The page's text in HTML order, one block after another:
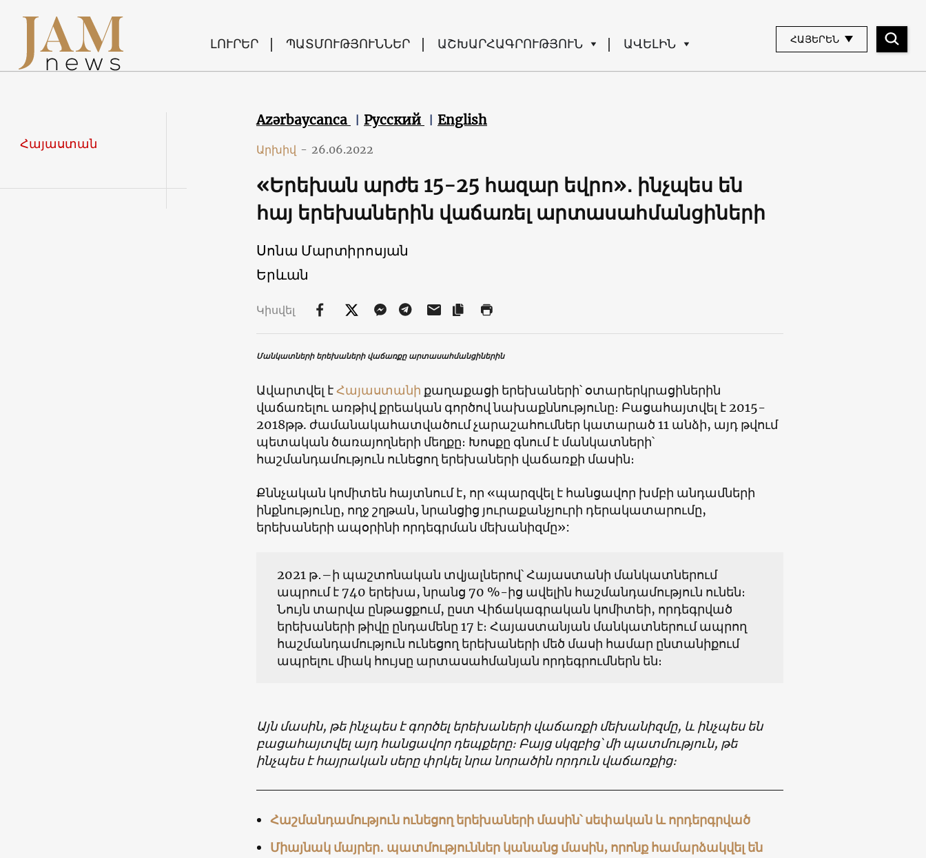
ԼՈՒՐԵՐ ՊԱՏՄՈՒԹՅՈՒՆՆԵՐ ԱՇԽԱՐՀԱԳՐՈՒԹՅՈՒՆ ԱՎԵԼԻՆ ՀԱՅԵՐԵՆ
Հայաստան
Azərbaycanca Русский English
Արխիվ - 26.06.2022
«Երեխան արժե 15-25 հազար եվրո»․ ինչպես են
հայ երեխաներին վաճառել արտասահմանցիների
Սոնա Մարտիրոսյան
Երևան
Կիսվել
Մանկատների երեխաների վաճառքը արտասահմանցիներին
Ավարտվել էՀայաստանի քաղաքացի երեխաների՝ օտարերկրացիներին
վաճառելու առթիվ քրեական գործով նախաքննությունը։ Բացահայտվել է 2015-
2018թթ. ժամանակահատվածում չարաշահումներ կատարած 11 անձի, այդ թվում
պետական ծառայողների մեղքը։ Խոսքը գնում է մանկատների՝
հաշմանդամություն ունեցող երեխաների վաճառքի մասին։
Քննչական կոմիտեն հայտնում է, որ «պարզվել է հանցավոր խմբի անդամների
ինքնությունը, ողջ շղթան, նրանցից յուրաքանչյուրի դերակատարումը,
երեխաների ապօրինի որդեգրման մեխանիզմը»:
2021 թ․–ի պաշտոնական տվյալներով՝ Հայաստանի մանկատներում
ապրում է 740 երեխա, նրանց 70 %-ից ավելին հաշմանդամություն ունեն։
Նույն տարվա ընթացքում, ըստ Վիճակագրական կոմիտեի, որդեգրված
երեխաների թիվը ընդամենը 17 է։ Հայաստանյան մանկատներում ապրող
հաշմանդամություն ունեցող երեխաների մեծ մասի համար ընտանիքում
ապրելու միակ հույսը արտասահմանյան որդեգրումներն են։
Այն մասին, թե ինչպես է գործել երեխաների վաճառքի մեխանիզմը, և ինչպես են
բացահայտվել այդ հանցավոր դեպքերը։ Բայց սկզբից՝ մի պատմություն, թե
ինչպես է հայրական սերը փրկել նրա նորածին որդուն վաճառքից։
Հաշմանդամություն ունեցող երեխաների մասին՝ սեփական և որդերգրված
Միայնակ մայրեր․ պատմություններ կանանց մասին, որոնք համարձակվել են